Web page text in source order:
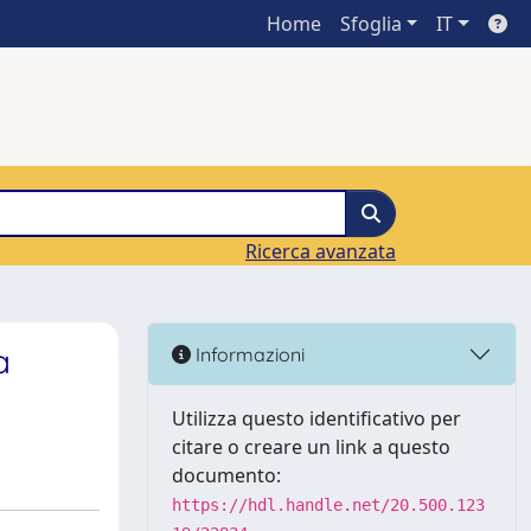
Home Sfoglia IT
Ricerca avanzata
Informazioni
Utilizza questo identificativo per
citare o creare un link a questo
documento:
https://hdl.handle.net/20.500.123